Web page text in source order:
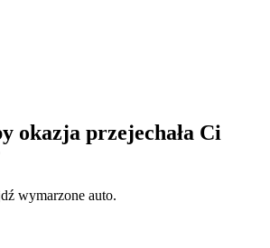
okazja przejechała Ci
wymarzone auto.